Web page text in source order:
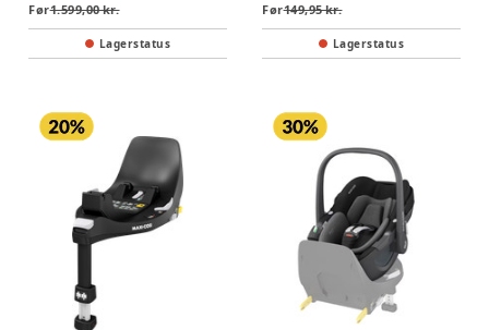
Før1.599,00 kr.
Lagerstatus
Før149,95 kr.
Lagerstatus